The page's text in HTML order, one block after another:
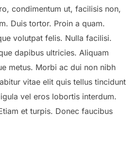
condimentum ut, facilisis non,
Duis tortor. Proin a quam.
volutpat felis. Nulla facilisi.
dapibus ultricies. Aliquam
metus. Morbi ac dui non nibh
vitae elit quis tellus tincidunt
vel eros lobortis interdum.
et turpis. Donec faucibus